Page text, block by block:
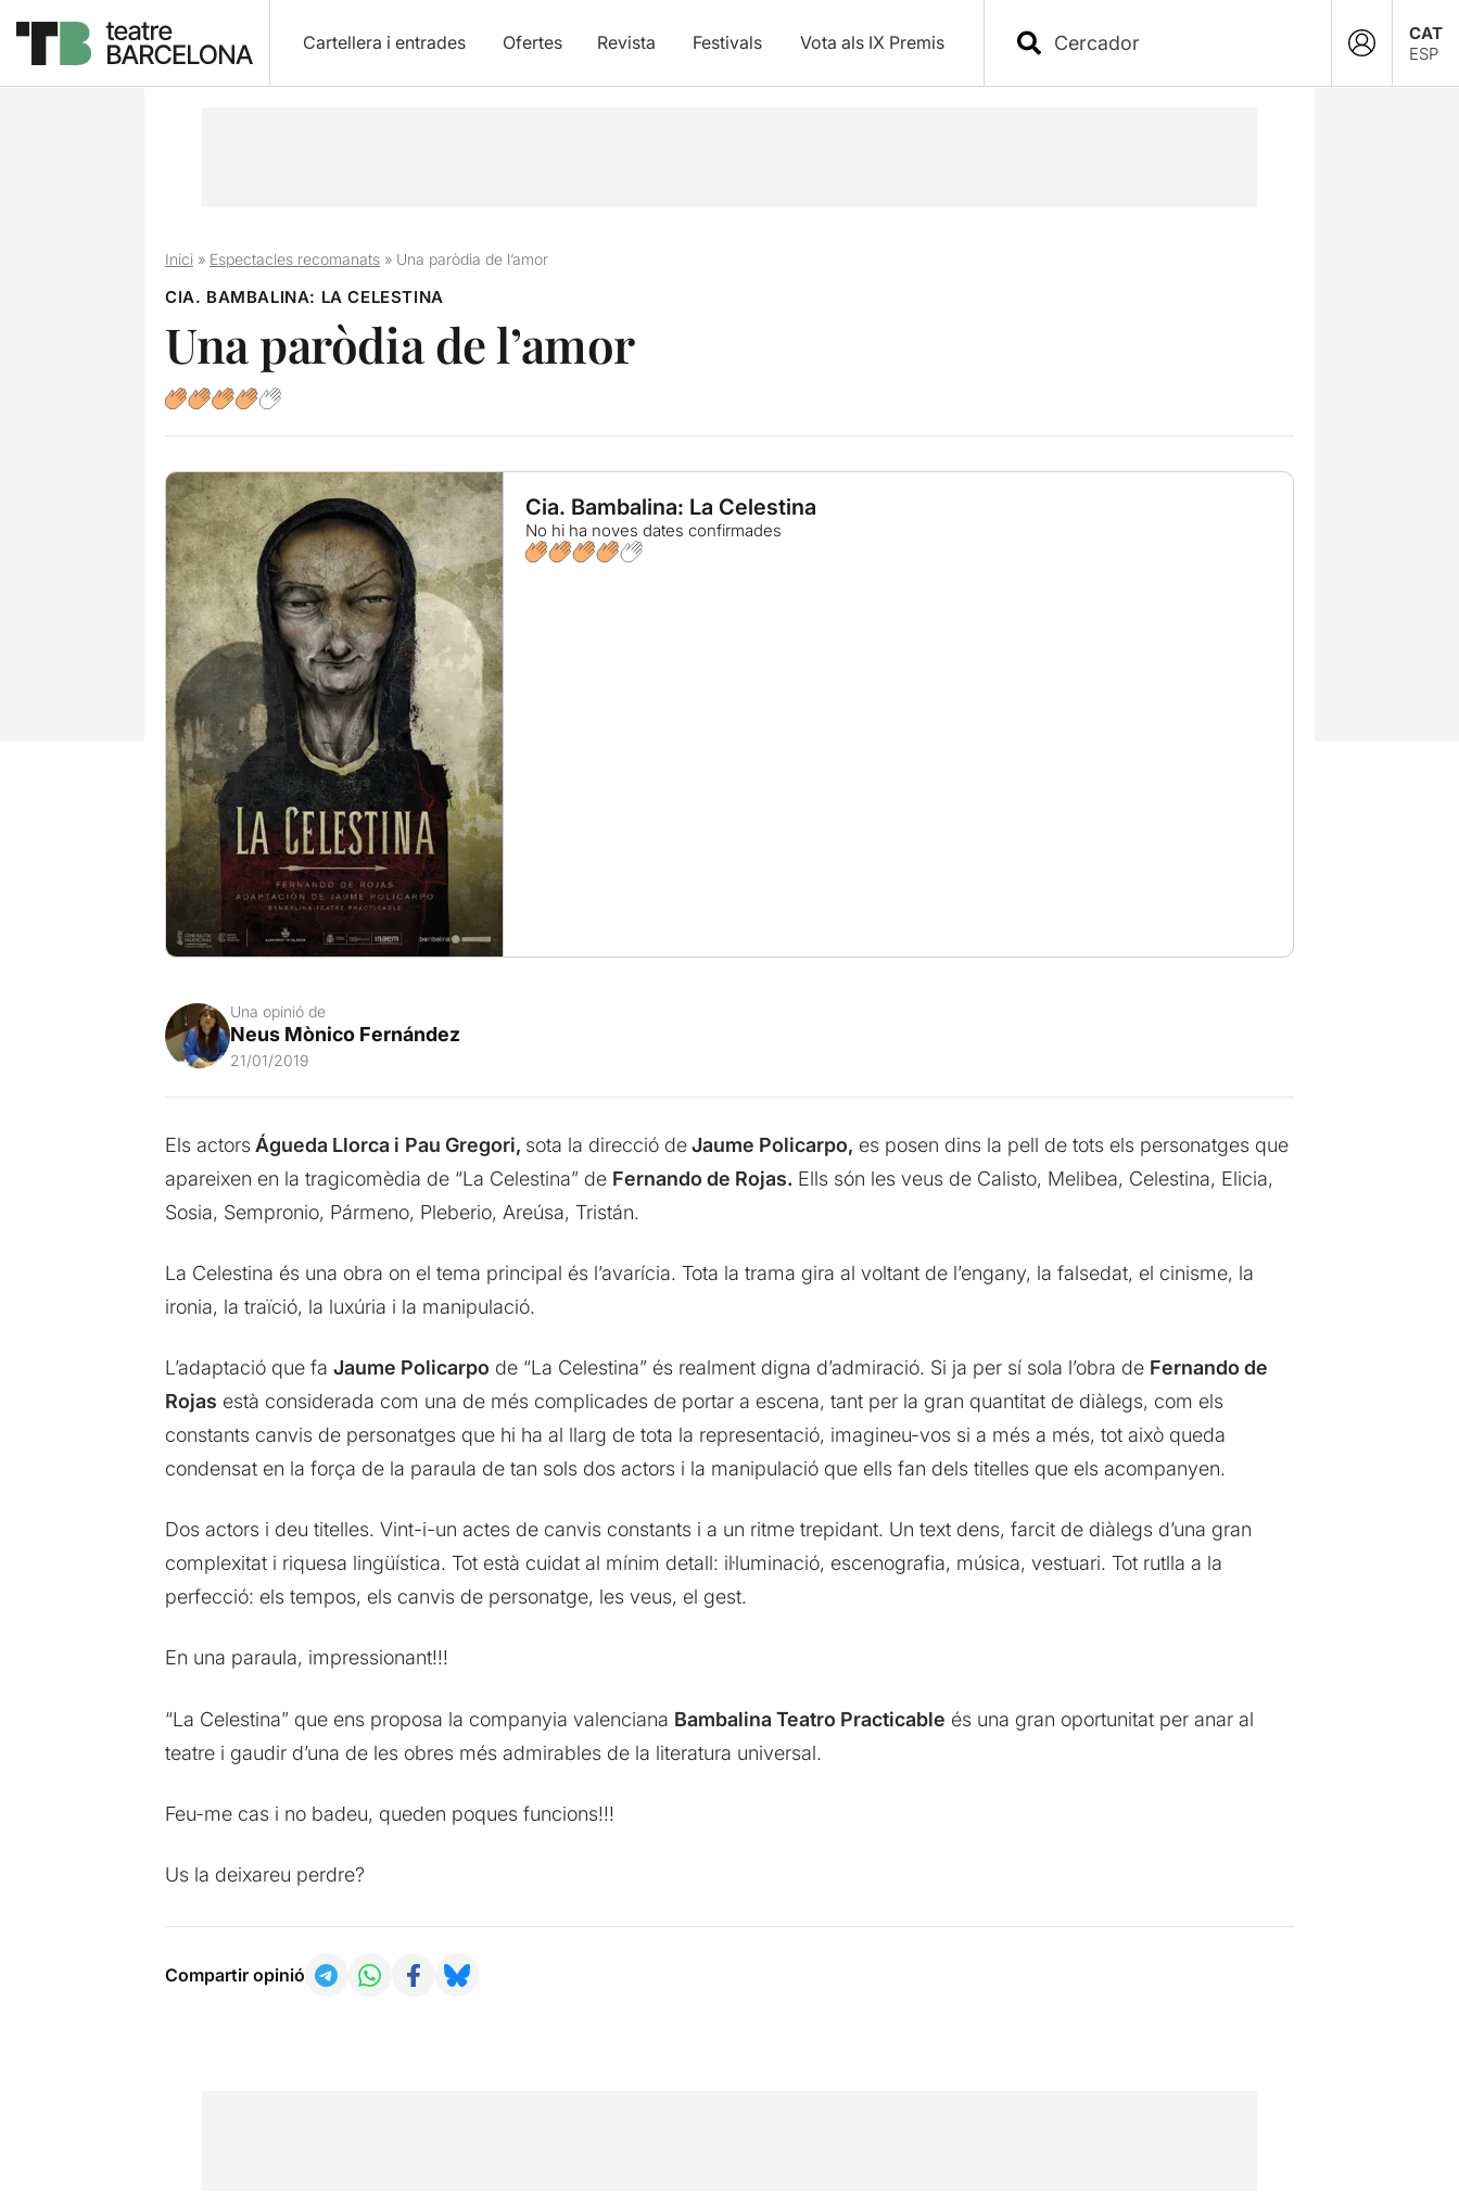
Cartellera i entrades Ofertes Revista Festivals Vota als IX Premis
CAT
ESP
Inici» Espectacles recomanats» Una paròdia de l’amor
CIA. BAMBALINA: LA CELESTINA
Una paròdia de l’amor
Cia. Bambalina: La Celestina
No hi ha noves dates confirmades
Una opinió de
Neus Mònico Fernández
21/01/2019
Els actorsÁgueda Llorca i Pau Gregori, sota la direcció deJaume Policarpo, es posen dins la pell de tots els personatges que
apareixen en la tragicomèdia de “La Celestina” de Fernando de Rojas. Ells són les veus de Calisto, Melibea, Celestina, Elicia,
Sosia, Sempronio, Pármeno, Pleberio, Areúsa, Tristán.
La Celestina és una obra on el tema principal és l’avarícia. Tota la trama gira al voltant de l’engany, la falsedat, el cinisme, la
ironia, la traïció, la luxúria i la manipulació.
L’adaptació que fa Jaume Policarpo de “La Celestina” és realment digna d’admiració. Si ja per sí sola l’obra de Fernando de
Rojas està considerada com una de més complicades de portar a escena, tant per la gran quantitat de diàlegs, com els
constants canvis de personatges que hi ha al llarg de tota la representació, imagineu-vos si a més a més, tot això queda
condensat en la força de la paraula de tan sols dos actors i la manipulació que ells fan dels titelles que els acompanyen.
Dos actors i deu titelles. Vint-i-un actes de canvis constants i a un ritme trepidant. Un text dens, farcit de diàlegs d’una gran
complexitat i riquesa lingüística. Tot està cuidat al mínim detall: il·luminació, escenografia, música, vestuari. Tot rutlla a la
perfecció: els tempos, els canvis de personatge, les veus, el gest.
En una paraula, impressionant!!!
“La Celestina” que ens proposa la companyia valenciana Bambalina Teatro Practicable és una gran oportunitat per anar al
teatre i gaudir d’una de les obres més admirables de la literatura universal.
Feu-me cas i no badeu, queden poques funcions!!!
Us la deixareu perdre?
Compartir opinió